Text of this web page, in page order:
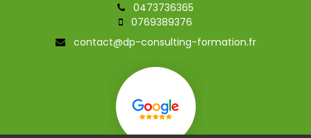
0473736365
0769389376
contact@dp-consulting-formation.fr